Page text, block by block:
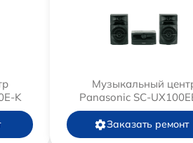
K
Музыкальный
Panasonic SC-
Заказать ремонт